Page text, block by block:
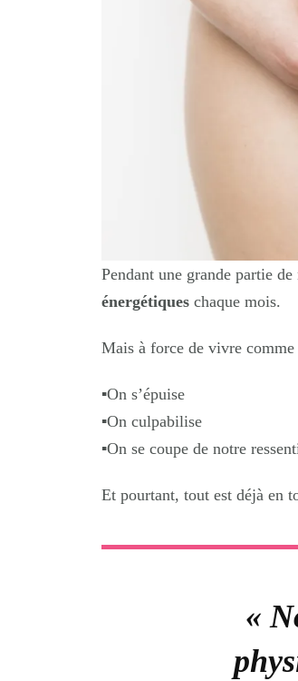
Pendant une grande partie
énergétiques chaque mois.
Mais à force de vivre
▪️On s’épuise
▪️On culpabilise
▪️On se coupe de notre
Et pourtant, tout est déjà en
«